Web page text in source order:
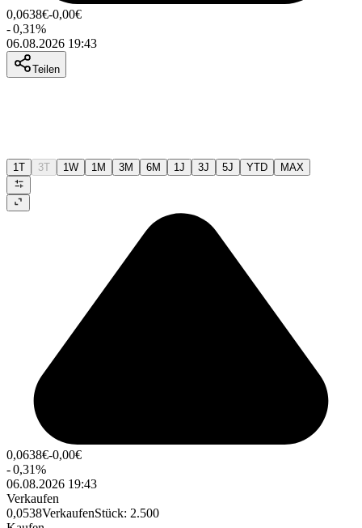
0,0638€-0,00€
-0,31%
06.08.2026 19:43
Teilen
1T 3T 1W 1M 3M 6M 1J 3J 5J YTD MAX
0,0638€-0,00€
-0,31%
06.08.2026 19:43
Verkaufen
0,0538VerkaufenStück: 2.500